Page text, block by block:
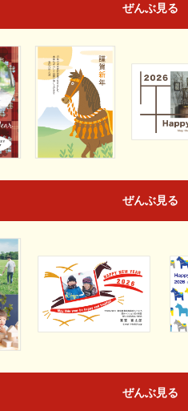
ぜんぶ見る
ぜんぶ見る
ぜんぶ見る